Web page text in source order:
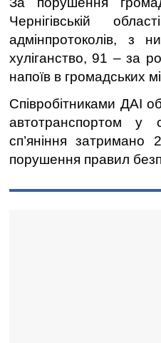
Чернігівській
адмінпротоколів, з
хуліганство, 91 – за
напоїв в громадських
Співробітниками ДАІ
автотранспортом у
сп’яніння затримано
порушення правил